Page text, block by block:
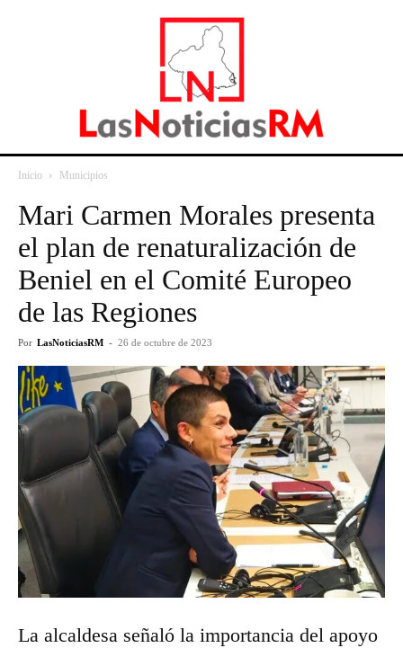
Inicio Municipios
Mari Carmen Morales presenta
el plan de renaturalización de
Beniel en el Comité Europeo
de las Regiones
Por LasNoticiasRM - 26 de octubre de 2023
La alcaldesa señaló la importancia del apoyo